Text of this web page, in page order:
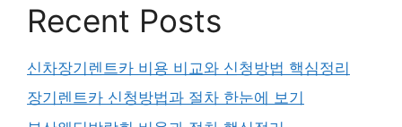
Recent Posts
신차장기렌트카 비용 비교와 신청방법 핵심정리
장기렌트카 신청방법과 절차 한눈에 보기